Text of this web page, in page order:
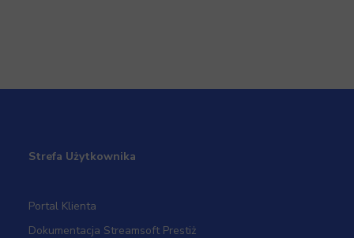
Strefa Użytkownika
Portal Klienta
Dokumentacja Streamsoft Prestiż